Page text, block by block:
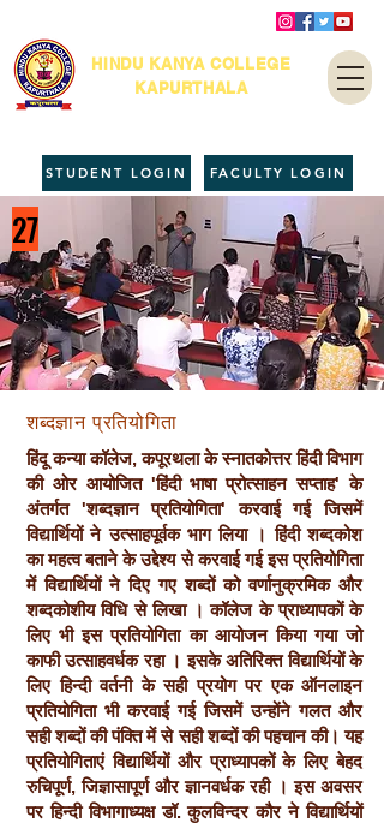
HINDU KANYA COLLEGE
KAPURTHALA
FACULTY LOGIN
STUDENT LOGIN
27
शब्दज्ञान प्रतियोगिता
हिंदू कन्या कॉलेज, कपूरथला के स्नातकोत्तर हिंदी विभाग
की ओर आयोजित 'हिंदी भाषा प्रोत्साहन सप्ताह' के
अंतर्गत 'शब्दज्ञान प्रतियोगिता' करवाई गई जिसमें
विद्यार्थियों ने उत्साहपूर्वक भाग लिया । हिंदी शब्दकोश
का महत्व बताने के उद्देश्य से करवाई गई इस प्रतियोगिता
में विद्यार्थियों ने दिए गए शब्दों को वर्णानुक्रमिक और
शब्दकोशीय विधि से लिखा । कॉलेज के प्राध्यापकों के
लिए भी इस प्रतियोगिता का आयोजन किया गया जो
काफी उत्साहवर्धक रहा । इसके अतिरिक्त विद्यार्थियों के
लिए हिन्दी वर्तनी के सही प्रयोग पर एक ऑनलाइन
प्रतियोगिता भी करवाई गई जिसमें उन्होंने गलत और
सही शब्दों की पंक्ति में से सही शब्दों की पहचान की। यह
प्रतियोगिताएं विद्यार्थियों और प्राध्यापकों के लिए बेहद
रुचिपूर्ण, जिज्ञासापूर्ण और ज्ञानवर्धक रही । इस अवसर
पर हिन्दी विभागाध्यक्ष डॉ. कुलविन्दर कौर ने विद्यार्थियों